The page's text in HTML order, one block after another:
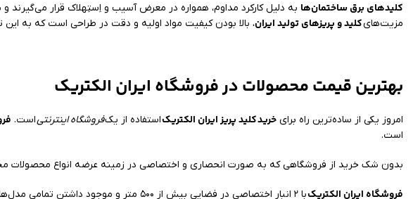
کلیدهای برق ساختمان‌ها به دلیل کارکرد مداوم، همواره در معرض آسیب و اِستِهلاک قرار می‌گیرند و
مزیت‌هایکلید و پریزهای تولید ایران، بالا بودن کیفیت مواد اولیه و دقت در طراحی است که به
بهترین قیمت محصولات در فروشگاه ایران الکتریک
امروز یکی از ساده‌ترین راه برای خریدکلید پریز ایران الکتریکاستفاده از یکفروشگاه اینترنتیاست.
است.
بدون شک خرید از فروشگاهی که به صورت انحصاری و اختصاصی در زمینه عرضه انواع محصولات
فروشگاه ایران الکتریکبا ۲ انبار اختصاصی در فضایی بیش از ۵۰۰ متر و موجود داشتن تمامی مدل‌ها امکان ارسال خرید شما به سراسر کشور را فراهم کرده است. شما می‌توانید کالای مورد نیاز خود را با